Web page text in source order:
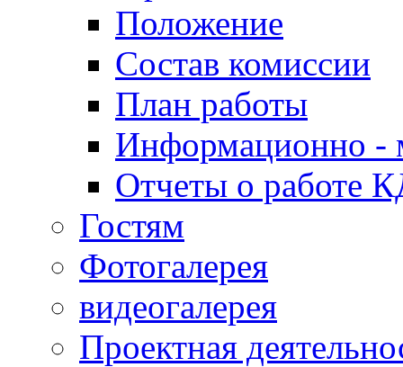
Положение
Состав комиссии
План работы
Информационно -
Отчеты о работе
Гостям
Фотогалерея
видеогалерея
Проектная